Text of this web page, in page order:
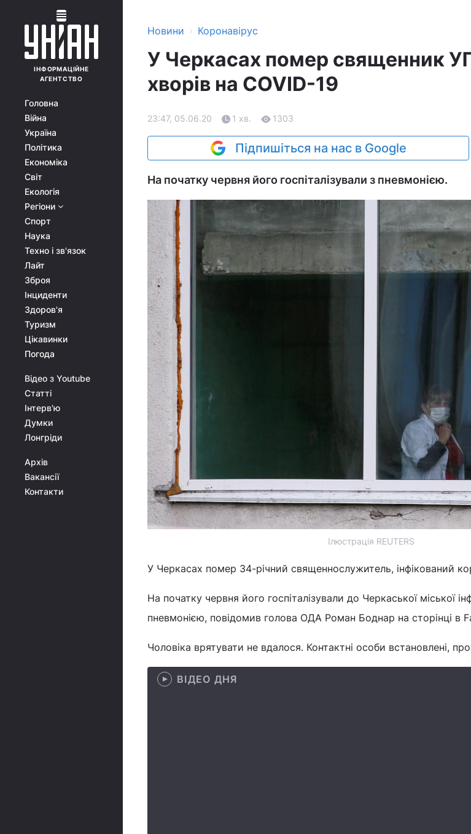
ІНФОРМАЦІЙНЕ
АГЕНТСТВО
Головна
Війна
Україна
Політика
Економіка
Світ
Екологія
Регіони
Спорт
Наука
Техно і зв'язок
Лайт
Зброя
Інциденти
Здоров'я
Туризм
Цікавинки
Погода
Відео з Youtube
Статті
Інтерв'ю
Думки
Лонгріди
Архів
Вакансії
Контакти
Новини › Коронавірус
У Черкасах помер священник
хворів на COVID-19
23:47, 05.06.20 1 хв. 1303
Підпишіться на нас в Google
На початку червня його госпіталізували з пневмонією.
Ілюстрація REUTERS
У Черкасах помер 34-річний священнослужитель, інфікований
На початку червня його госпіталізували до Черкаської міської
пневмонією, повідомив голова ОДА Роман Боднар на сторінці в
Чоловіка врятувати не вдалося. Контактні особи встановлені,
ВІДЕО ДНЯ